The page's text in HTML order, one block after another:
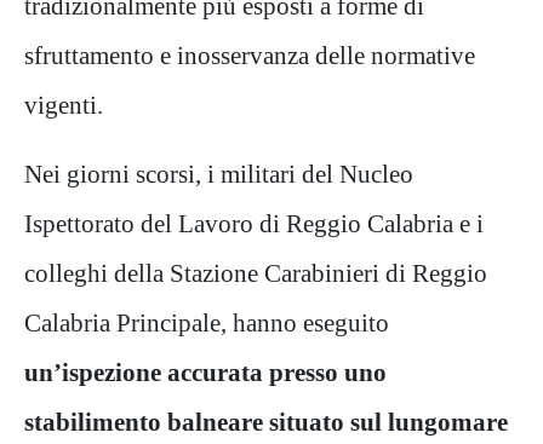
tradizionalmente più esposti a forme di
sfruttamento e inosservanza delle normative
vigenti.
Nei giorni scorsi, i militari del Nucleo
Ispettorato del Lavoro di Reggio Calabria e i
colleghi della Stazione Carabinieri di Reggio
Calabria Principale, hanno eseguito
un’ispezione accurata presso uno
stabilimento balneare situato sul lungomare